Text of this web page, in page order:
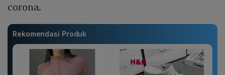
corona.
Rekomendasi Produk